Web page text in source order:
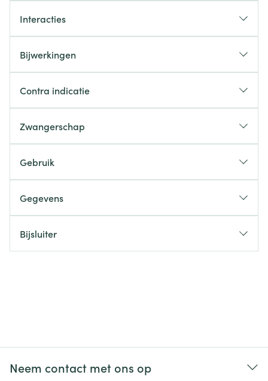
Interacties
Bijwerkingen
Contra indicatie
Zwangerschap
Gebruik
Gegevens
Bijsluiter
Neem contact met ons op